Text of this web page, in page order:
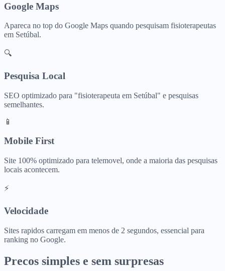
Google Maps
Apareca no top do Google Maps quando pesquisam fisioterapeutas
em Setúbal.
🔍
Pesquisa Local
SEO optimizado para "fisioterapeuta em Setúbal" e pesquisas
semelhantes.
📱
Mobile First
Site 100% optimizado para telemovel, onde a maioria das pesquisas
locais acontecem.
⚡
Velocidade
Sites rapidos carregam em menos de 2 segundos, essencial para
ranking no Google.
Precos simples e sem surpresas